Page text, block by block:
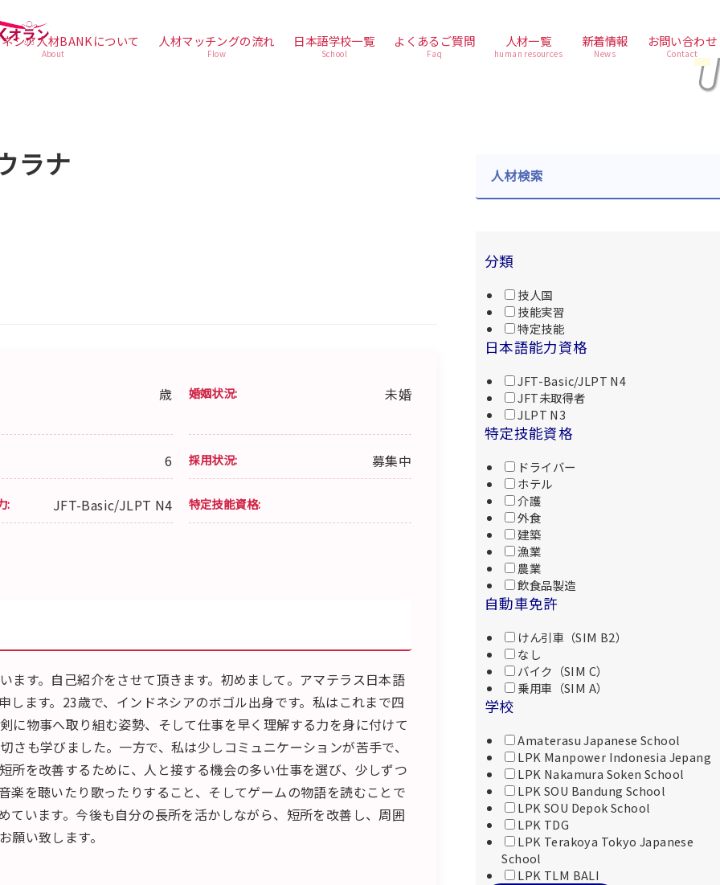
シア人材BANKについて
About
人材マッチングの流れ
Flow
日本語学校一覧
School
よくあるご質問
Faq
人材一覧
human resources
新着情報
News
お問い合わせ
Contact
ラナ
歳 婚姻状況: 未婚
6 採用状況: 募集中
: JFT-Basic/JLPT N4 特定技能資格:
ます。自己紹介をさせて頂きます。初めまして。アマテラス日本語
します。23歳で、インドネシアのボゴル出身です。私はこれまで四
に物事へ取り組む姿勢、そして仕事を早く理解する力を身に付けて
も学びました。一方で、私は少しコミュニケーションが苦手で、
所を改善するために、人と接する機会の多い仕事を選び、少しずつ
楽を聴いたり歌ったりすること、そしてゲームの物語を読むことで
ています。今後も自分の長所を活かしながら、短所を改善し、周囲
い致します。
人材検索
分類
技人国
技能実習
特定技能
日本語能力資格
JFT-Basic/JLPT N4
JFT未取得者
JLPT N3
特定技能資格
ドライバー
ホテル
介護
外食
建築
漁業
農業
飲食品製造
自動車免許
けん引車（SIM B2）
なし
バイク（SIM C）
乗用車（SIM A）
学校
Amaterasu Japanese School
LPK Manpower Indonesia Jepang
LPK Nakamura Soken School
LPK SOU Bandung School
LPK SOU Depok School
LPK TDG
LPK Terakoya Tokyo Japanese
School
LPK TLM BALI